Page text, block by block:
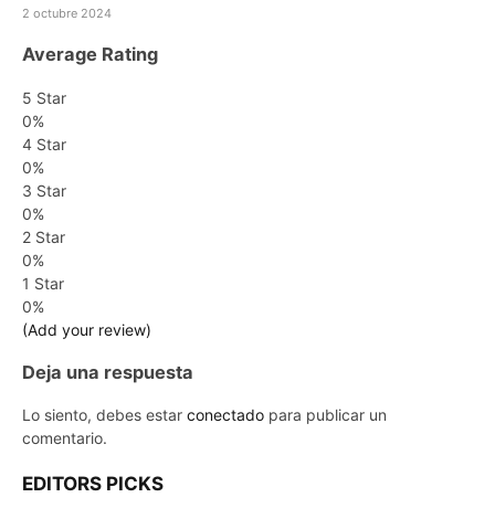
2 octubre 2024
Average Rating
5 Star
0%
4 Star
0%
3 Star
0%
2 Star
0%
1 Star
0%
(Add your review)
Deja una respuesta
Lo siento, debes estar conectado para publicar un
comentario.
EDITORS PICKS